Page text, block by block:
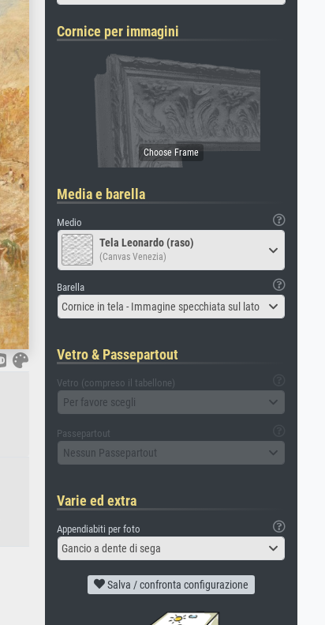
Cornice per immagini
Media e barella
Medio
Tela Leonardo (raso)
(Canvas Venezia)
Barella
Cornice in tela - Immagine specchiata sul lato
Vetro & Passepartout
Vetro (compreso il tabellone)
Per favore scegli
Passepartout
Nessun Passepartout
Varie ed extra
Appendiabiti per foto
Gancio a dente di sega
Salva / confronta configurazione